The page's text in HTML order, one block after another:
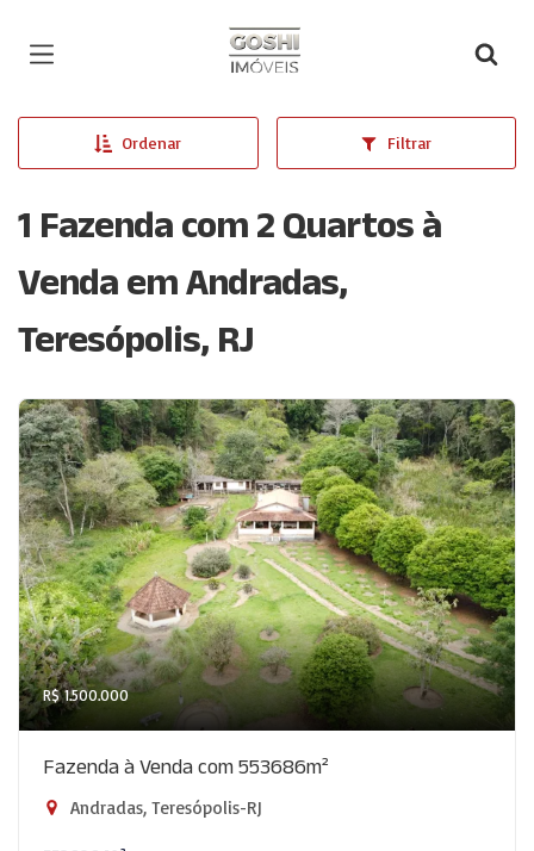
Página inicial
Ordenar Filtrar
1 Fazenda com 2 Quartos à
Venda em Andradas,
Teresópolis, RJ
R$ 1.500.000
Fazenda à Venda com 553686m²
Andradas, Teresópolis-RJ